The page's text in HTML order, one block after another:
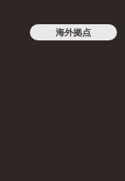
海外拠点